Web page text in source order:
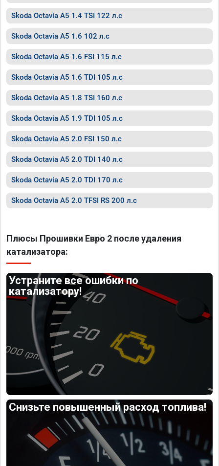
Skoda Octavia A5 1.4 TSI 122 л.с
Skoda Octavia A5 1.6 102 л.с
Skoda Octavia A5 1.6 FSI 115 л.с
Skoda Octavia A5 1.6 TDI 105 л.с
Skoda Octavia A5 1.8 TSI 160 л.с
Skoda Octavia A5 1.9 TDI 105 л.с
Skoda Octavia A5 2.0 FSI 150 л.с
Skoda Octavia A5 2.0 TDI 140 л.с
Skoda Octavia A5 2.0 TDI 170 л.с
Skoda Octavia A5 2.0 TFSI RS 200 л.с
Плюсы Прошивки Евро 2 после удаления
катализатора:
Устраните все ошибки по
катализатору!
Снизьте повышенный расход топлива!